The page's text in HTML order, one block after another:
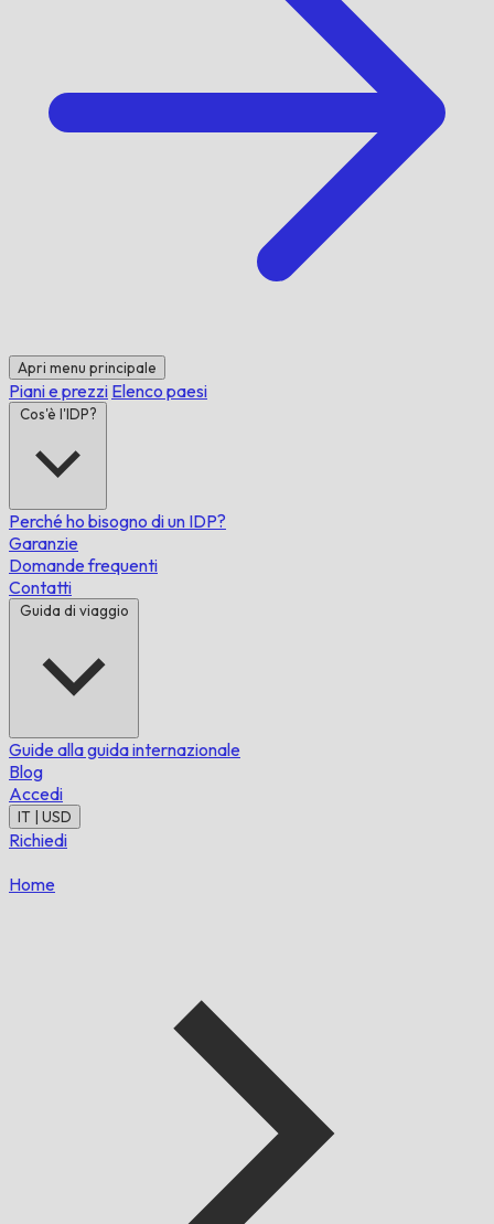
Apri menu principale
Piani e prezzi Elenco paesi
Cos'è l'IDP?
Perché ho bisogno di un IDP?
Garanzie
Domande frequenti
Contatti
Guida di viaggio
Guide alla guida internazionale
Blog
Accedi
IT | USD
Richiedi
Home